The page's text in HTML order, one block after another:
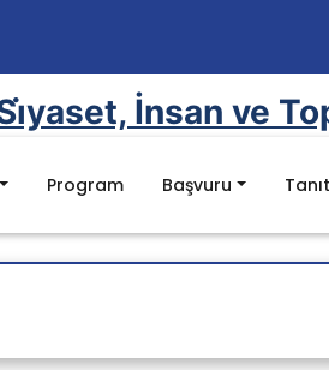
İnsan ve
Program Başvuru